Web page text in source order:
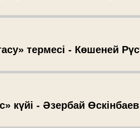
термесі - Көшеней
күйі - Әзербай Өскінбаев